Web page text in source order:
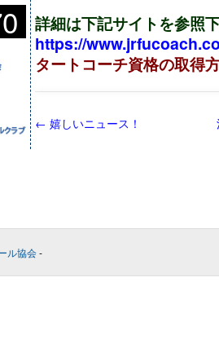
詳細は下記サイトを参照
https://
タートコーチ資格の取得
← 嬉しいニュース！
ル協会-